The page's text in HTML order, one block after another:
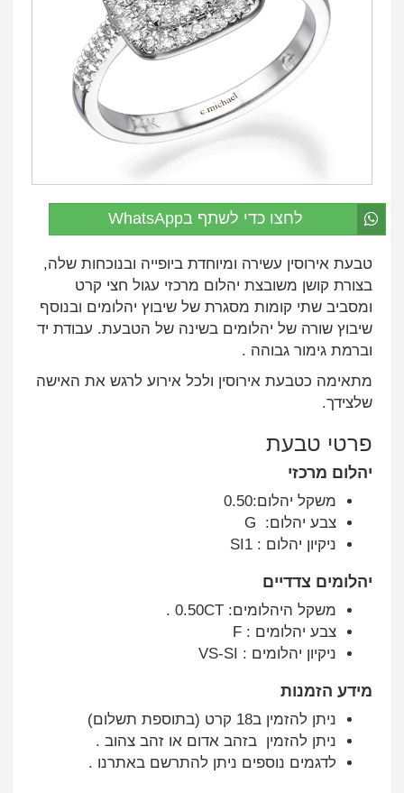
לחצו כדי לשתף בWhatsApp
טבעת אירוסין עשירה ומיוחדת ביופייה ובנוכחות שלה,
בצורת קושן משובצת יהלום מרכזי עגול חצי קרט
ומסביב שתי קומות מסגרת של שיבוץ יהלומים ובנוסף
שיבוץ שורה של יהלומים בשינה של הטבעת. עבודת יד
וברמת גימור גבוהה .
מתאימה כטבעת אירוסין ולכל אירוע לרגש את האישה
שלצידך.
פרטי טבעת
יהלום מרכזי
משקל יהלום:0.50
צבע יהלום: G
ניקיון יהלום : SI1
יהלומים צדדיים
משקל היהלומים: 0.50CT .
צבע יהלומים : F
ניקיון יהלומים : VS-SI
מידע הזמנות
ניתן להזמין ב18 קרט (בתוספת תשלום)
ניתן להזמין בזהב אדום או זהב צהוב .
לדגמים נוספים ניתן להתרשם באתרנו .